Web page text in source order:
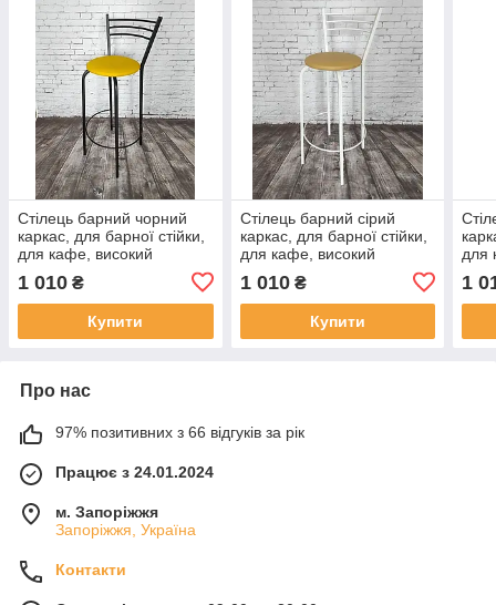
Стілець барний чорний
каркас, для барної стійки,
для кафе, високий
барний стілець, стілець
для бару
1 010 ₴
Купити
Стілець барний сірий
каркас, для барної стійки,
для кафе, високий
барний стілець, стілець
для бару
1 010₴
Купити
для
для
1
Про нас
97% позитивних з 66 відгуків за рік
Працює з 24.01.2024
м. Запоріжжя
Запоріжжя, Україна
Контакти